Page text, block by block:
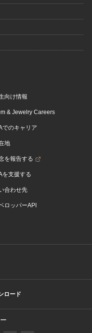
向け情報
& Jewelry Careers
でのキャリア
地
を報告する
を支援する
合わせ先
ロッパーAPI
ロード